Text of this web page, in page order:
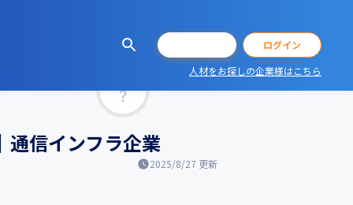
ログイン
人材をお探しの企業様はこちら
通信インフラ企業
2025/8/27 更新